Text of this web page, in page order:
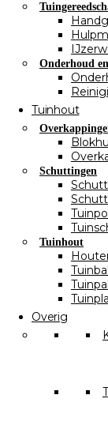
Onderhoud
Tuinhout
Schuttingen
Tuinhout
Overig